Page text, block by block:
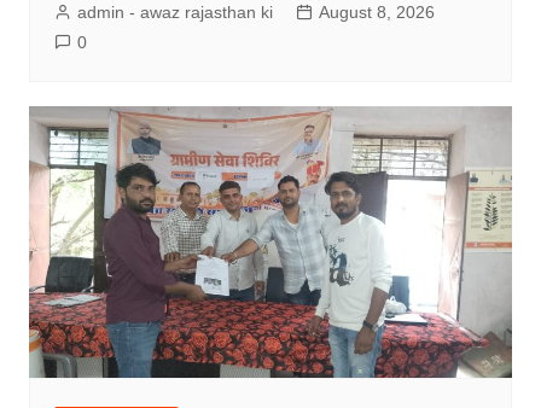
admin - awaz rajasthan ki
August 8, 2026
0